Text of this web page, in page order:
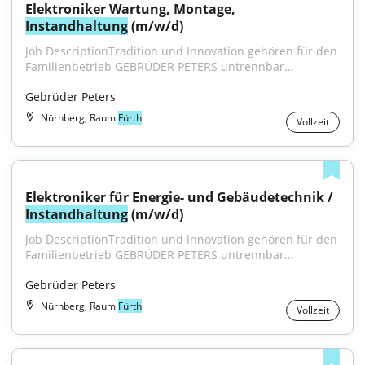
Instandhaltung (m/w/d)
Job DescriptionTradition und Innovation gehören für den
Familienbetrieb GEBRÜDER PETERS untrennbar...
Gebrüder Peters
Nürnberg, Raum Fürth Vollzeit
Instandhaltung (m/w/d)
Job DescriptionTradition und Innovation gehören für den
Familienbetrieb GEBRÜDER PETERS untrennbar...
Gebrüder Peters
Nürnberg, Raum Fürth Vollzeit